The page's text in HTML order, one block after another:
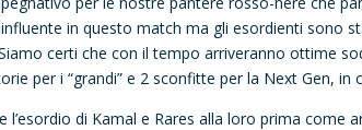
in questo match ma gli esordienti sono
certi che con il tempo arriveranno ottime
per i “grandi” e 2 sconfitte per la Next Gen, in
l’esordio di Kamal e Rares alla loro prima come